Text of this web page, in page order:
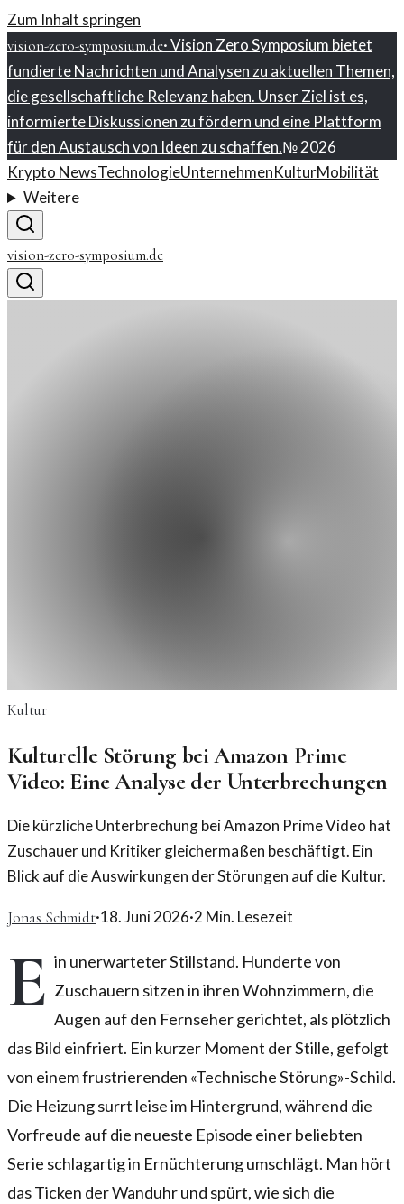
Zum Inhalt springen
vision-zero-symposium.de·Vision Zero Symposium bietet
fundierte Nachrichten und Analysen zu aktuellen Themen,
die gesellschaftliche Relevanz haben. Unser Ziel ist es,
informierte Diskussionen zu fördern und eine Plattform
für den Austausch von Ideen zu schaffen.№2026
Krypto NewsTechnologieUnternehmenKulturMobilität
Weitere
vision-zero-symposium.de
Kultur
Kulturelle Störung bei Amazon Prime
Video: Eine Analyse der Unterbrechungen
Die kürzliche Unterbrechung bei Amazon Prime Video hat
Zuschauer und Kritiker gleichermaßen beschäftigt. Ein
Blick auf die Auswirkungen der Störungen auf die Kultur.
Jonas Schmidt·18. Juni 2026·2 Min. Lesezeit
E in unerwarteter Stillstand. Hunderte von
Zuschauern sitzen in ihren Wohnzimmern, die
Augen auf den Fernseher gerichtet, als plötzlich
das Bild einfriert. Ein kurzer Moment der Stille, gefolgt
von einem frustrierenden «Technische Störung»-Schild.
Die Heizung surrt leise im Hintergrund, während die
Vorfreude auf die neueste Episode einer beliebten
Serie schlagartig in Ernüchterung umschlägt. Man hört
das Ticken der Wanduhr und spürt, wie sich die